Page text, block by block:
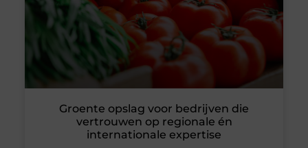
Groente opslag voor bedrijven die
vertrouwen op regionale én
internationale expertise